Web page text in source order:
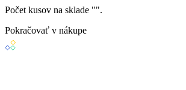
Počet kusov na sklade "".
Pokračovať v nákupe